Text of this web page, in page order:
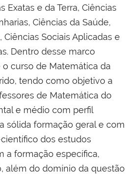
Exatas e da Terra, Ciências
Ciências da Saúde,
Ciências Sociais Aplicadas e
Dentro desse marco
curso de Matemática da
tendo como objetivo a
de Matemática do
e médio com perfil
sólida formação geral e com
dos estudos
a formação específica,
além do domínio da questão